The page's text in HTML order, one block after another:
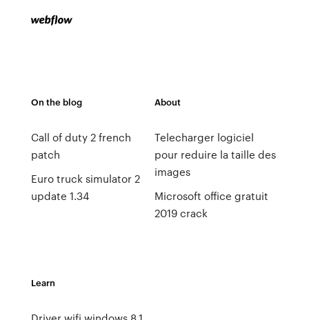
On the blog
Call of duty 2 french
patch
Euro truck simulator 2
update 1.34
About
Telecharger logiciel
pour reduire la taille des
images
Microsoft office gratuit
2019 crack
Learn